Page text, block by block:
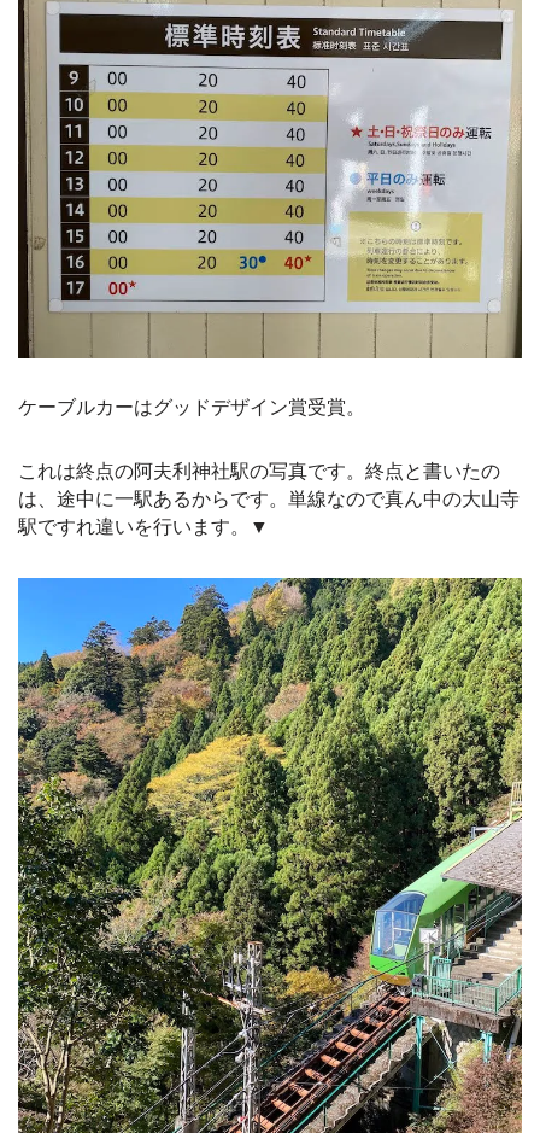
ケーブルカーはグッドデザイン賞受賞。
これは終点の阿夫利神社駅の写真です。終点と書いたの
は、途中に一駅あるからです。単線なので真ん中の大山寺
駅ですれ違いを行います。▼